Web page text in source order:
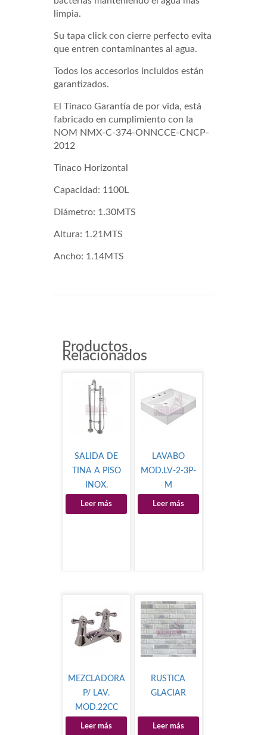
limpia.
Su tapa click con cierre perfecto evita
que entren contaminantes al agua.
Todos los accesorios incluidos están
garantizados.
El Tinaco Garantía de por vida, está
fabricado en cumplimiento con la
NOM NMX-C-374-ONNCCE-CNCP-
2012
Tinaco Horizontal
Capacidad: 1100L
Diámetro: 1.30MTS
Altura: 1.21MTS
Ancho: 1.14MTS
Productos
Relacionados
SALIDA DE
TINA A PISO
INOX.
Leer más
LAVABO
MOD.LV-2-3P-
M
Leer más
MEZCLADORA
P/ LAV.
MOD.22CC
Leer más
RUSTICA
GLACIAR
Leer más